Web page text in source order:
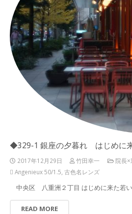
◆329-1 銀座の夕暮れ はじめに
2017年12月29日 竹田幸一
院長×
Angenieux 50/1.5, 古色名レンズ
中央区 八重洲２丁目 はじめに来た若
READ MORE